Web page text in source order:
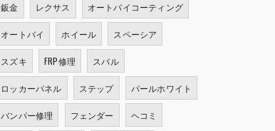
鈑金 レクサス オートバイコーティング
オートバイ ホイール スペーシア
スズキ FRP修理 スバル
ロッカーパネル ステップ パールホワイト
バンパー修理 フェンダー ヘコミ